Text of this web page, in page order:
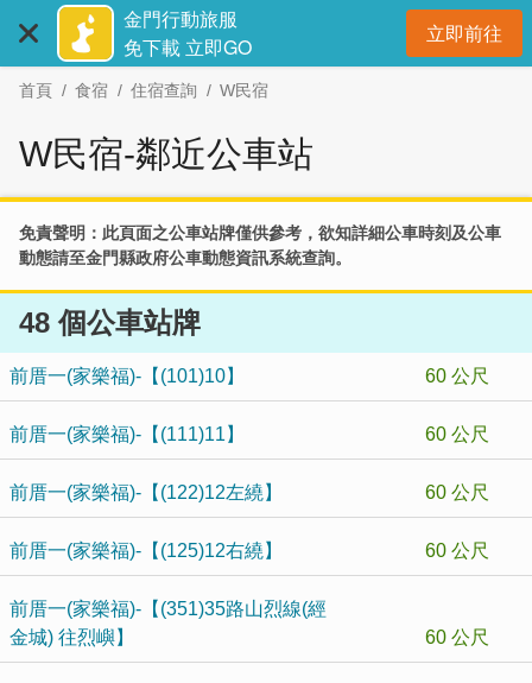
主
金門行動旅服
免下載 立即GO
立即前往開
首頁 食宿 住宿查詢 W民宿
W民宿-鄰近公車站
免責聲明：此頁面之公車站牌僅供參考，欲知詳細公車時刻及公車
動態請至金門縣政府公車動態資訊系統查詢。
48 個公車站牌
前厝一(家樂福)-【(101)10】 60 公尺
前厝一(家樂福)-【(111)11】 60 公尺
前厝一(家樂福)-【(122)12左繞】 60 公尺
前厝一(家樂福)-【(125)12右繞】 60 公尺
前厝一(家樂福)-【(351)35路山烈線(經
金城) 往烈嶼】
60 公尺